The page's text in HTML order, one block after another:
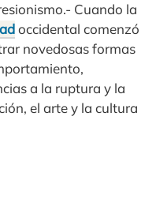
Cuando la
occidental comenzó
novedosas formas
a la ruptura y la
el arte y la cultura